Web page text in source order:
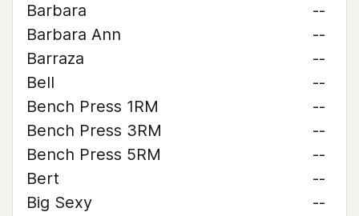
Barbara
--
Barbara Ann
--
Barraza
--
Bell
--
Bench Press 1RM
--
Bench Press 3RM
--
Bench Press 5RM
--
Bert
--
Big Sexy
--